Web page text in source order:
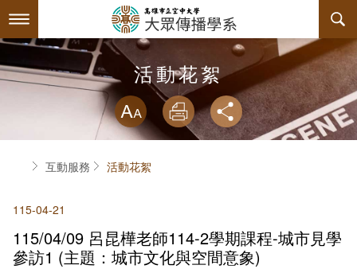
到
要
容
關於本系
系主任介紹
連絡系辦
諮詢信箱
師資陣容
課程規劃
課程資訊
授課大綱
互動服務
檔案下載
系學會
活動花絮
略過字型切
放大
列印 分享
首頁互動服務 活動花絮
115-04-21
115/04/09 呂昆樺老師114-2學期課程-城市見學
參訪1 (主題：城市文化與空間意象)